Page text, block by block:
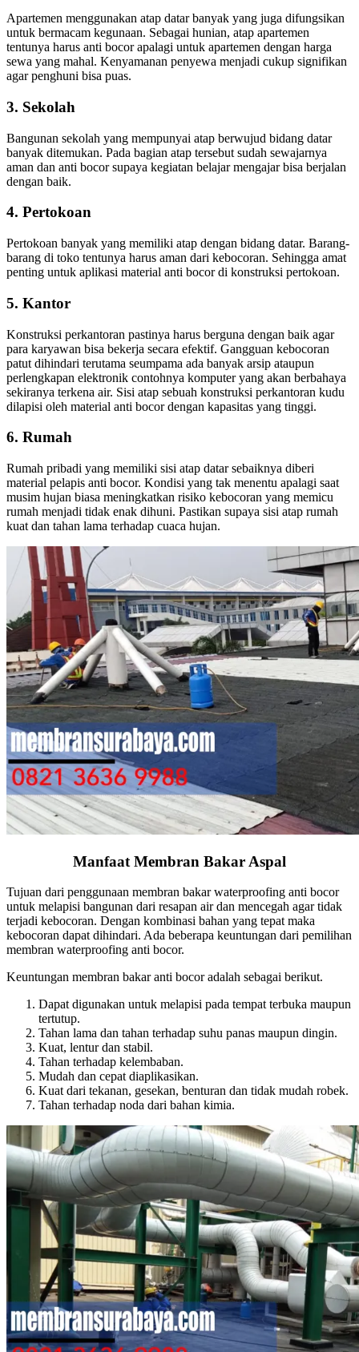
Apartemen menggunakan atap datar banyak yang juga difungsikan
untuk bermacam kegunaan. Sebagai hunian, atap apartemen
tentunya harus anti bocor apalagi untuk apartemen dengan harga
sewa yang mahal. Kenyamanan penyewa menjadi cukup signifikan
agar penghuni bisa puas.
3. Sekolah
Bangunan sekolah yang mempunyai atap berwujud bidang datar
banyak ditemukan. Pada bagian atap tersebut sudah sewajarnya
aman dan anti bocor supaya kegiatan belajar mengajar bisa berjalan
dengan baik.
4. Pertokoan
Pertokoan banyak yang memiliki atap dengan bidang datar. Barang-
barang di toko tentunya harus aman dari kebocoran. Sehingga amat
penting untuk aplikasi material anti bocor di konstruksi pertokoan.
5. Kantor
Konstruksi perkantoran pastinya harus berguna dengan baik agar
para karyawan bisa bekerja secara efektif. Gangguan kebocoran
patut dihindari terutama seumpama ada banyak arsip ataupun
perlengkapan elektronik contohnya komputer yang akan berbahaya
sekiranya terkena air. Sisi atap sebuah konstruksi perkantoran kudu
dilapisi oleh material anti bocor dengan kapasitas yang tinggi.
6. Rumah
Rumah pribadi yang memiliki sisi atap datar sebaiknya diberi
material pelapis anti bocor. Kondisi yang tak menentu apalagi saat
musim hujan biasa meningkatkan risiko kebocoran yang memicu
rumah menjadi tidak enak dihuni. Pastikan supaya sisi atap rumah
kuat dan tahan lama terhadap cuaca hujan.
Manfaat Membran Bakar Aspal
Tujuan dari penggunaan membran bakar waterproofing anti bocor
untuk melapisi bangunan dari resapan air dan mencegah agar tidak
terjadi kebocoran. Dengan kombinasi bahan yang tepat maka
kebocoran dapat dihindari. Ada beberapa keuntungan dari pemilihan
membran waterproofing anti bocor.
Keuntungan membran bakar anti bocor adalah sebagai berikut.
Dapat digunakan untuk melapisi pada tempat terbuka maupun
tertutup.
Tahan lama dan tahan terhadap suhu panas maupun dingin.
Kuat, lentur dan stabil.
Tahan terhadap kelembaban.
Mudah dan cepat diaplikasikan.
Kuat dari tekanan, gesekan, benturan dan tidak mudah robek.
Tahan terhadap noda dari bahan kimia.